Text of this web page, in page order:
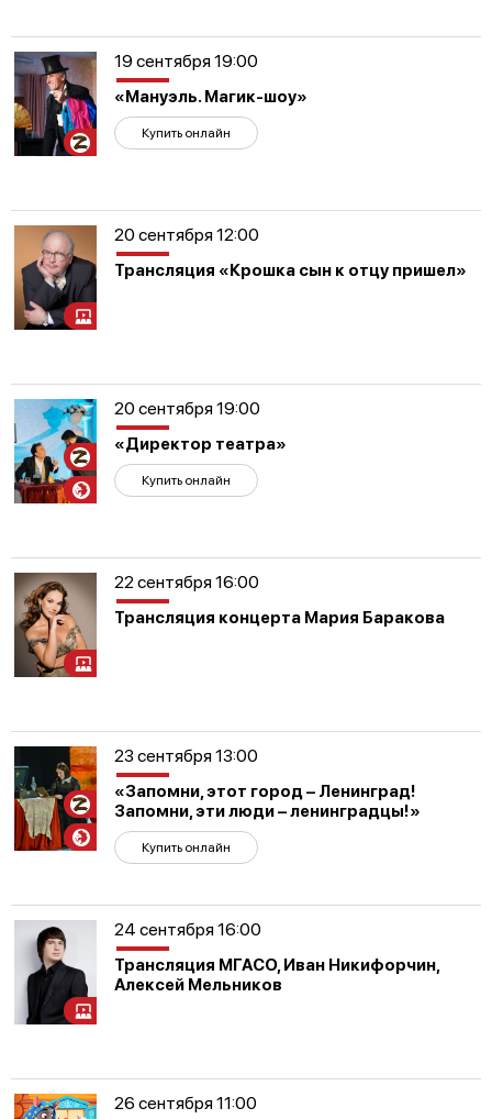
Участникам
СВО
19 сентября 19:00
«Мануэль. Магик-шоу»
Купить онлайн
20 сентября 12:00
Трансляция «Крошка сын к отцу пришел»
Участникам
СВО
20 сентября 19:00
«Директор театра»
Купить онлайн
22 сентября 16:00
Трансляция концерта Мария Баракова
Участникам
СВО
23 сентября 13:00
«Запомни, этот город – Ленинград!
Запомни, эти люди – ленинградцы!»
Купить онлайн
24 сентября 16:00
Трансляция МГАСО, Иван Никифорчин,
Алексей Мельников
26 сентября 11:00